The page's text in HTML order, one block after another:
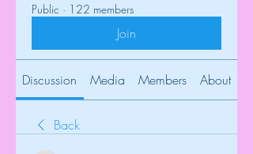
Public · 122 members
Join
Discussion Media Members About
Back